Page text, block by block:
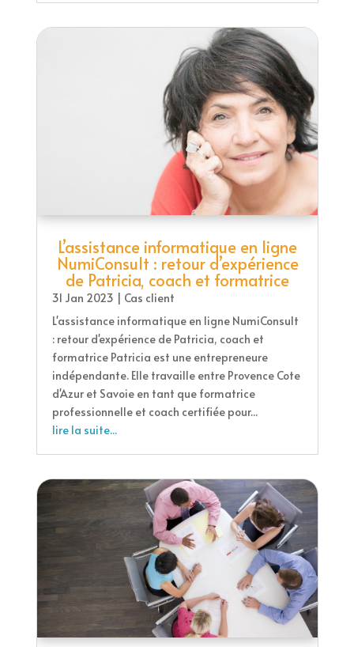
L’assistance informatique en ligne
NumiConsult : retour d’expérience
de Patricia, coach et formatrice
31 Jan 2023
Cas client
L'assistance informatique en ligne NumiConsult
: retour d'expérience de Patricia, coach et
formatrice Patricia est une entrepreneure
indépendante. Elle travaille entre Provence Cote
d'Azur et Savoie en tant que formatrice
professionnelle et coach certifiée pour...
lire la suite...